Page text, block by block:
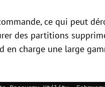
ce qui peut
des partitions
en charge une large